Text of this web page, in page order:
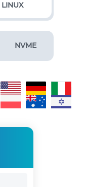
LINUX
NVME